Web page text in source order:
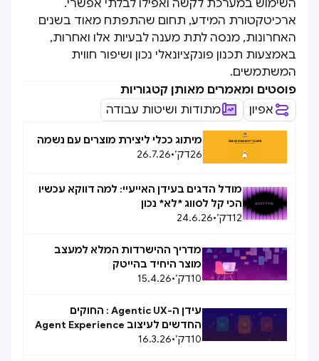
השימוש במערכת לקשה ואפילו לבלתי אפשרי.
ארכיטקטורת המידע, תחום שהתפתח מאוד בשנים
האחרונות, מנסה לתת מענה לבעיות אלו ואחרות,
באמצעות תכנון פונקציונאלי נכון ושיפור חווית
המשתמשים.
פוסטים ומאמרים מאותן קטגוריות
אפיון
מתודות ושיטות עבודה
מיתוג ככלי ליצירת מוצרים עם נשמה
26דק׳•
26.7.26
מודל הדגים בעידן האייעיי: למה דווקא עכשיו
הכי קל לסווג *לא* נכון
12דק׳•
24.6.26
מדריך ההישרדות המלא למעצב
מוצר היחיד בהייטק
10דק׳•
15.4.26
עידן ה-Agentic UX : החוקים
החדשים לעיצוב Agent Experience
(AX)
10דק׳•
16.3.26